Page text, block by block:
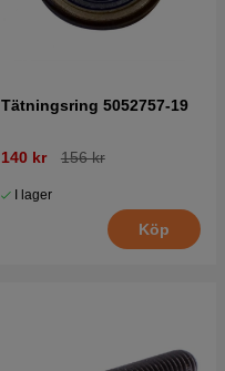
Tätningsring 5052757-19
140 kr 156 kr
I lager
Köp